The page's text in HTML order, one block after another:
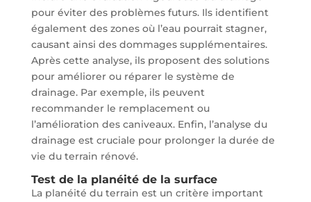
pour éviter des problèmes futurs. Ils identifient
également des zones où l’eau pourrait stagner,
causant ainsi des dommages supplémentaires.
Après cette analyse, ils proposent des solutions
pour améliorer ou réparer le système de
drainage. Par exemple, ils peuvent
recommander le remplacement ou
l’amélioration des caniveaux. Enfin, l’analyse du
drainage est cruciale pour prolonger la durée de
vie du terrain rénové.
Test de la planéité de la surface
La planéité du terrain est un critère important